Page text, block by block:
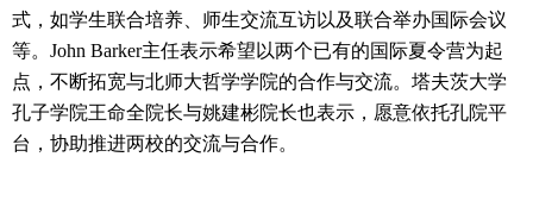
式，如学生联合培养、师生交流互访以及联合举办国际会议
等。John Barker主任表示希望以两个已有的国际夏令营为起
点，不断拓宽与北师大哲学学院的合作与交流。塔夫茨大学
孔子学院王命全院长与姚建彬院长也表示，愿意依托孔院平
台，协助推进两校的交流与合作。